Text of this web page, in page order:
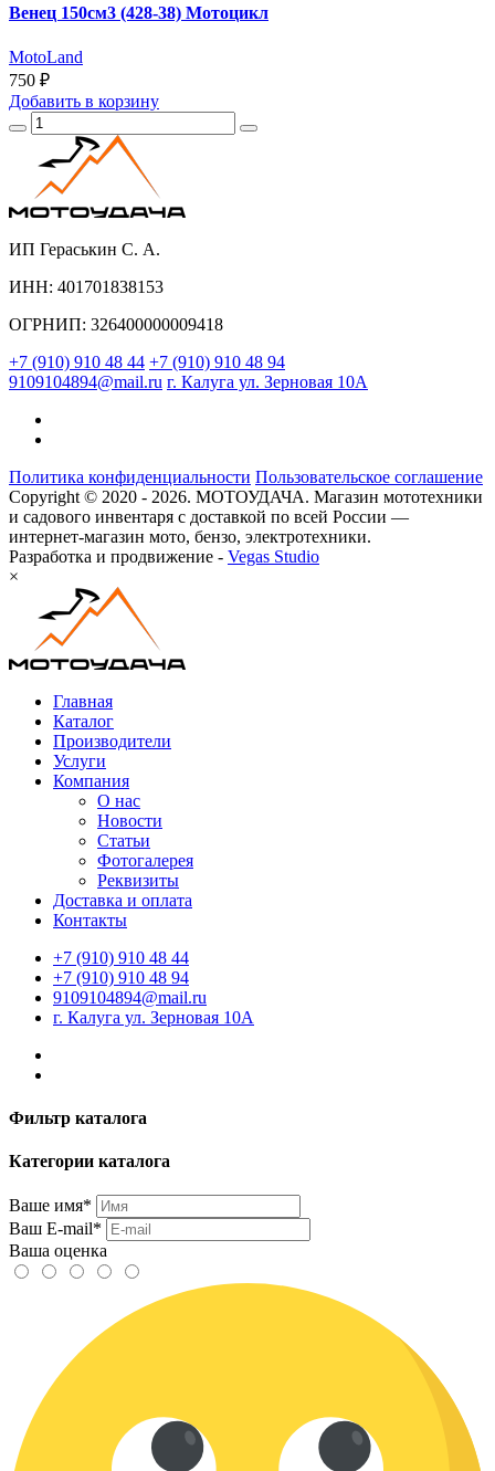
Венец 150см3 (428-38) Мотоцикл
MotoLand
750 ₽
Добавить в корзину
ИП Гераськин С. А.
ИНН: 401701838153
ОГРНИП: 326400000009418
+7 (910) 910 48 44 +7 (910) 910 48 94
9109104894@mail.ru г. Калуга ул. Зерновая 10А
Политика конфиденциальности Пользовательское соглашение
Copyright © 2020 - 2026. МОТОУДАЧА. Магазин мототехники
и садового инвентаря с доставкой по всей России —
интернет-магазин мото, бензо, электротехники.
Разработка и продвижение - Vegas Studio
×
Главная
Каталог
Производители
Услуги
Компания
О нас
Новости
Статьи
Фотогалерея
Реквизиты
Доставка и оплата
Контакты
+7 (910) 910 48 44
+7 (910) 910 48 94
9109104894@mail.ru
г. Калуга ул. Зерновая 10А
Фильтр каталога
Категории каталога
Ваше имя*
Ваш E-mail*
Ваша оценка